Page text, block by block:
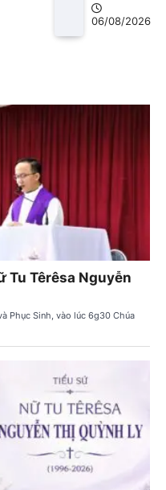
06/08/2026